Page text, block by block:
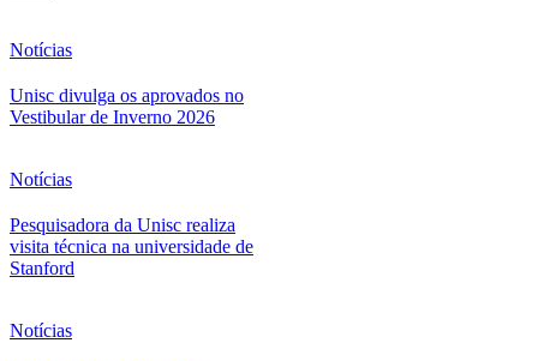
Notícias
Unisc divulga os aprovados no
Vestibular de Inverno 2026
Notícias
Pesquisadora da Unisc realiza
visita técnica na universidade de
Stanford
Notícias